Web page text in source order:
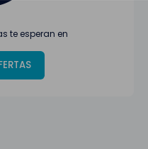
te esperan en